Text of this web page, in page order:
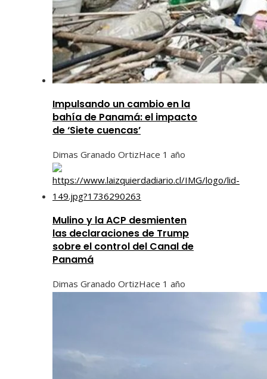
Impulsando un cambio en la
bahía de Panamá: el impacto
de ‘Siete cuencas’
Dimas Granado OrtizHace 1 año
Mulino y la ACP desmienten
las declaraciones de Trump
sobre el control del Canal de
Panamá
Dimas Granado OrtizHace 1 año